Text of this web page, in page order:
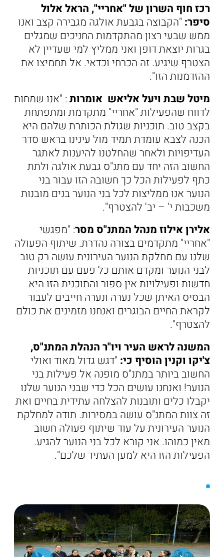
רכז חוף השרון של "אחריי", הראל אלול
סיפר: "הקבוצה בגבעת אולגה מגבירה קצב ואנו
ממש שבעי רצון מהתקדמות החניכים שמגלים
בגרות יוצאת דופן ואני ממליץ למי שעדיין לא
הצטרף שיגיע. זה הכרחי וכדאי. אל תחמיצו את
ההזדמנות הזו".
מיטל שבת ויעל אליאש אומרות: "אנו שמחות
לדווח שהפעילות "אחריי" מתקדמת ומתפתחת
בקצב טוב. תוכניות שגולת הכותרת שלהם היא
הכנה לצבא עומדת תמיד מול עינינו בראש סדר
העדיפויות ולאחר שהחלטנו להיענות לאתגר
החשוב הזה יחד עם מתנ"ס גבעת אולגה ולתת
כתף לפעילות הכל כך חשובה הזו עבור בני
הנוער אנו ממליצות לכל בני הנוער בנים מובנות
משכבות י' – יב' להצטרף".
אלירן אילוז מנהל המתנ"ס מסר: "מפגשי
"אחריי" מתקדמים בצורה נהדרת. שיתוף הפעולה
שלנו עם מחלקת הנוער העירונית עושה רק טוב
לבני הנוער ומקדם אותם כל פעם עם תוכניות
חדשות ופעילויות אין ספור והתוכנית הזו היא
הבסיס האיתן שכל נערה ונערה חייבים לעבור
לקראת החיים הבוגרים ואנחנו מזמינים את כולם
להצטרף".
המשנה לראש העיר ויו"ר הנהלת המתנ"ס,
צ'יקו וקנין הוסיף כי: "דגש גדול מאוד ואולי
החשוב ביותר במתנ"ס מופנה אל פעילות בני
הנוער! ואנחנו עושים הכל כדי שבני הנוער שלנו
יקבלו כלים ותובנות להצלחה עתידית בחיים ואת
זה צוות המתנ"ס עושה במסירות. תודה למחלקת
הנוער העירונית על עוד שיתוף פעולה חשוב
מאין כמוהו. אני קורא לכל בני הנוער להגיע.
הפעילות הזו היא למען העתיד שלכם".